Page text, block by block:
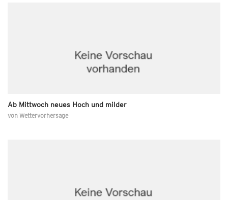
Ab Mittwoch neues Hoch und milder
von Wettervorhersage